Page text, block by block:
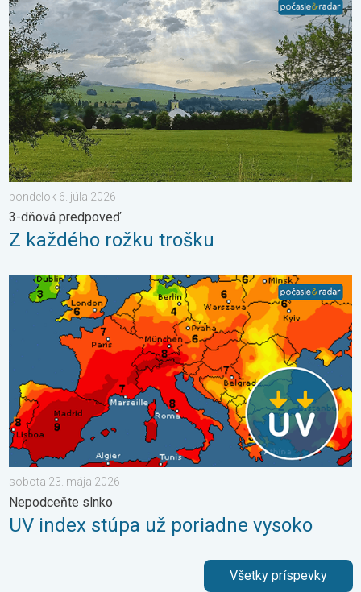
pondelok 6. júla 2026
3-dňová predpoveď
Z každého rožku trošku
UV index stúpa už poriadne vysoko. Nepodceňte slnko. . .
sobota 23. mája 2026
Nepodceňte slnko
UV index stúpa už poriadne vysoko
Všetky príspevky